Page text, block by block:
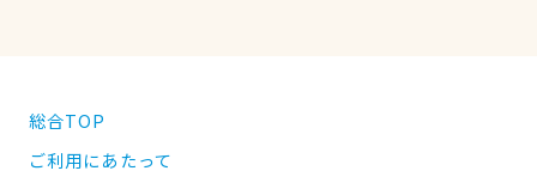
総合TOP
ご利用にあたって